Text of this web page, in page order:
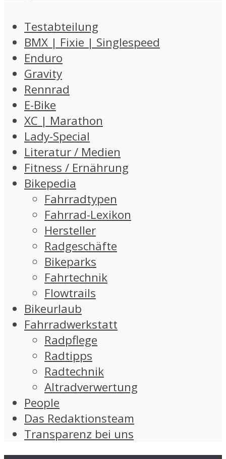
Testabteilung
BMX | Fixie | Singlespeed
Enduro
Gravity
Rennrad
E-Bike
XC | Marathon
Lady-Special
Literatur / Medien
Fitness / Ernährung
Bikepedia
Fahrradtypen
Fahrrad-Lexikon
Hersteller
Radgeschäfte
Bikeparks
Fahrtechnik
Flowtrails
Bikeurlaub
Fahrradwerkstatt
Radpflege
Radtipps
Radtechnik
Altradverwertung
People
Das Redaktionsteam
Transparenz bei uns